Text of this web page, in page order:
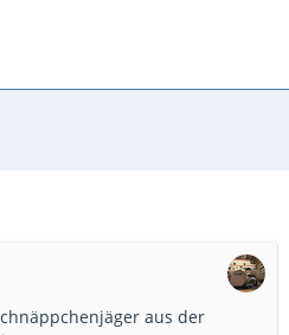
aus der